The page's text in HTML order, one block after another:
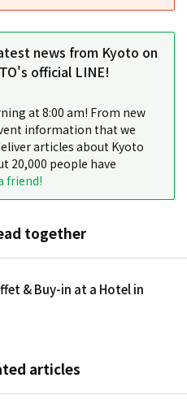
news from Kyoto on
official LINE!
at 8:00 am! From new
information that we
articles about Kyoto
20,000 people have
friend!
together
& Buy-in at a Hotel in
articles